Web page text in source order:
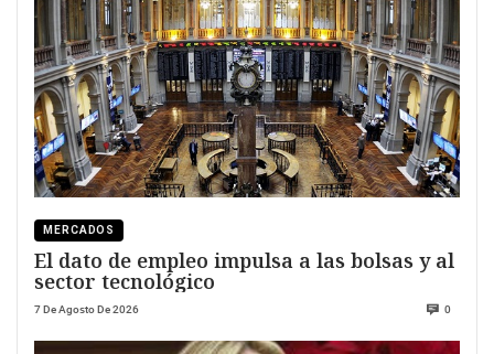
MERCADOS
El dato de empleo impulsa a las bolsas y al
sector tecnológico
7 De Agosto De 2026 0